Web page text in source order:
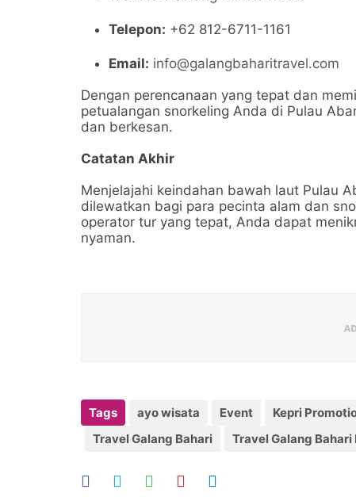
Telepon: +62 812-6711-1161
Email: info@galangbaharitravel.com
Dengan perencanaan yang tepat dan
petualangan snorkeling Anda di Pulau
dan berkesan.
Catatan Akhir
Menjelajahi keindahan bawah laut Pulau
dilewatkan bagi para pecinta alam dan
operator tur yang tepat, Anda dapat
nyaman.
Tags ayo wisata Event Kepri
Travel Galang Bahari
Travel Galang Bahari